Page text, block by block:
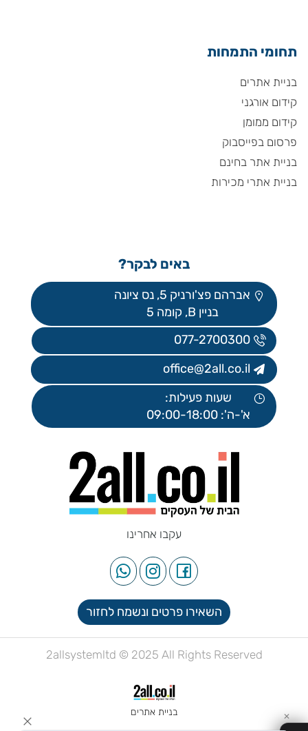
תחומי התמחות
בניית אתרים
קידום אורגני
קידום ממומן
פרסום בפייסבוק
בניית אתר בחינם
בניית אתרי מכירות
באים לבקר?
אברהם פצ'ורניק 5, נס ציונה
בניין B, קומה 5
077-2700300
office@2all.co.il
שעות פעילות:
א'-ה': 09:00-18:00
עקבו אחרינו
השאירו פרטים ונשמח לחזור
2allsystemltd © 2025 All Rights Reserved
בניית אתרים ✕